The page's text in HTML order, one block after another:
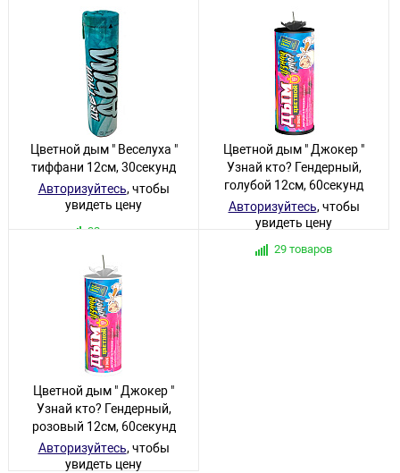
Цветной дым " Веселуха "
тиффани 12см, 30секунд
Авторизуйтесь, чтобы
увидеть цену
32 товара
Цветной дым " Джокер "
Узнай кто? Гендерный,
голубой 12см, 60секунд
Авторизуйтесь, чтобы
увидеть цену
29 товаров
Цветной дым " Джокер "
Узнай кто? Гендерный,
розовый 12см, 60секунд
Авторизуйтесь, чтобы
увидеть цену